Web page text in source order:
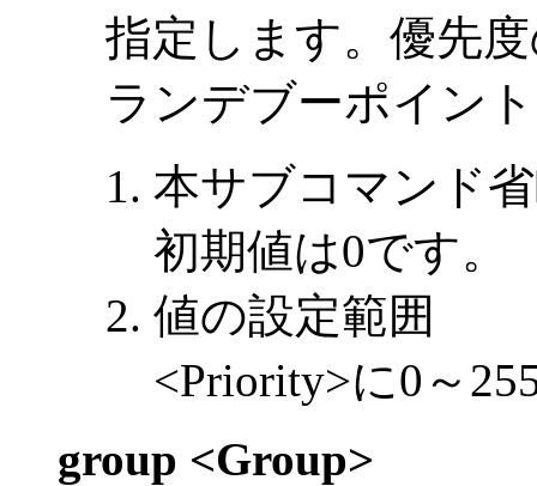
指定します。優先
ランデブーポイン
本サブコマンド
初期値は0です。
値の設定範囲
<Priority>に0～
group <Group>